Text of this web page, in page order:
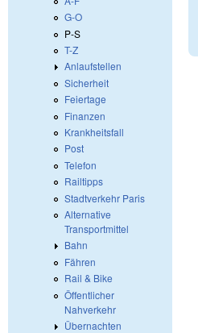
G-O
P-S
T-Z
Anlaufstellen
Sicherheit
Feiertage
Finanzen
Krankheitsfall
Post
Telefon
Railtipps
Stadtverkehr Paris
Alternative
Transportmittel
Bahn
Fähren
Rail & Bike
Öffentlicher
Nahverkehr
Übernachten